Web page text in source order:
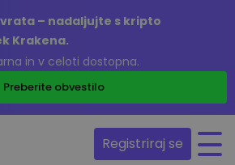
– nadaljujte s kripto
Krakena.
in v celoti dostopna.
Preberite obvestilo
Registriraj se